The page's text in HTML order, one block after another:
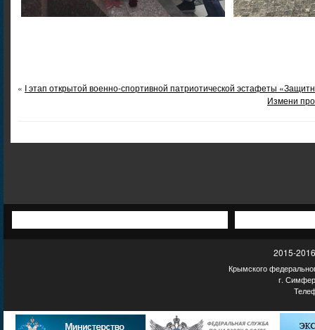
« I этап открытой военно-спортивной патриотической эстафеты
Измени
2015-
Крымского
г.